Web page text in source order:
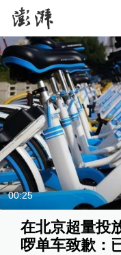
00:25
在北京超量投
啰单车致歉：